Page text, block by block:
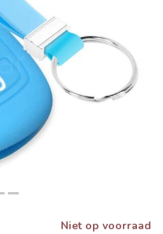
Niet op voorraad